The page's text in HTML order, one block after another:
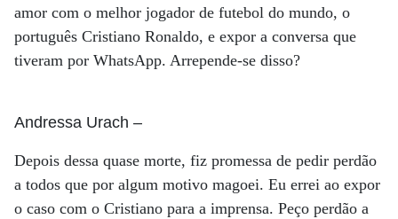
amor com o melhor jogador de futebol do mundo, o
português Cristiano Ronaldo, e expor a conversa que
tiveram por WhatsApp. Arrepende-se disso?
Andressa Urach –
Depois dessa quase morte, fiz promessa de pedir perdão
a todos que por algum motivo magoei. Eu errei ao expor
o caso com o Cristiano para a imprensa. Peço perdão a